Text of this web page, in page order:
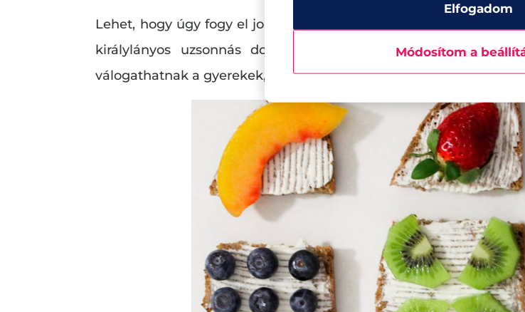
Lehet, hogy úgy fogy el jobban a falat, ha színes, vicces,
királylányos uzsonnás dobozért, szép, színes szalvétáért
válogathatnak a gyerekek, végül biztosan megtalálják azt, amiből
Elfogadom
Módosítom a